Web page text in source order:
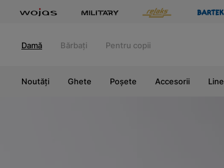
Damă Bărbați Pentru copii
Noutăți Ghete Poșete Accesorii Line